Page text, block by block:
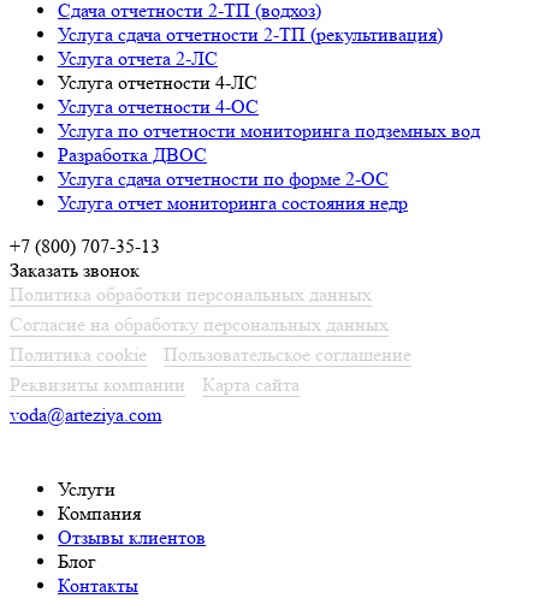
Сдача отчетности 2-ТП (водхоз)
Услуга сдача отчетности 2-ТП (рекультивация)
Услуга отчета 2-ЛС
Услуга отчетности 4-ЛС
Услуга отчетности 4-ОС
Услуга по отчетности мониторинга подземных вод
Разработка ДВОС
Услуга сдача отчетности по форме 2-ОС
Услуга отчет мониторинга состояния недр
+7 (800) 707-35-13
Заказать звонок
Политика обработки персональных данных
Согласие на обработку персональных данных
Политика cookie
Пользовательское соглашение
Реквизиты компании
Карта сайта
voda@arteziya.com
Услуги
Компания
Отзывы клиентов
Блог
Контакты